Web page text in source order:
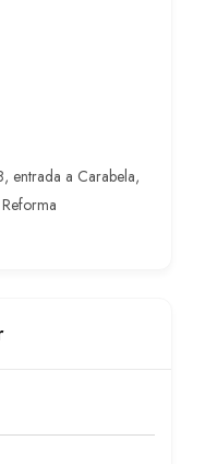
entrada a Carabela,